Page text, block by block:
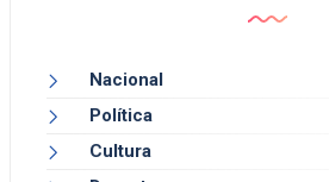
Nacional
Política
Cultura